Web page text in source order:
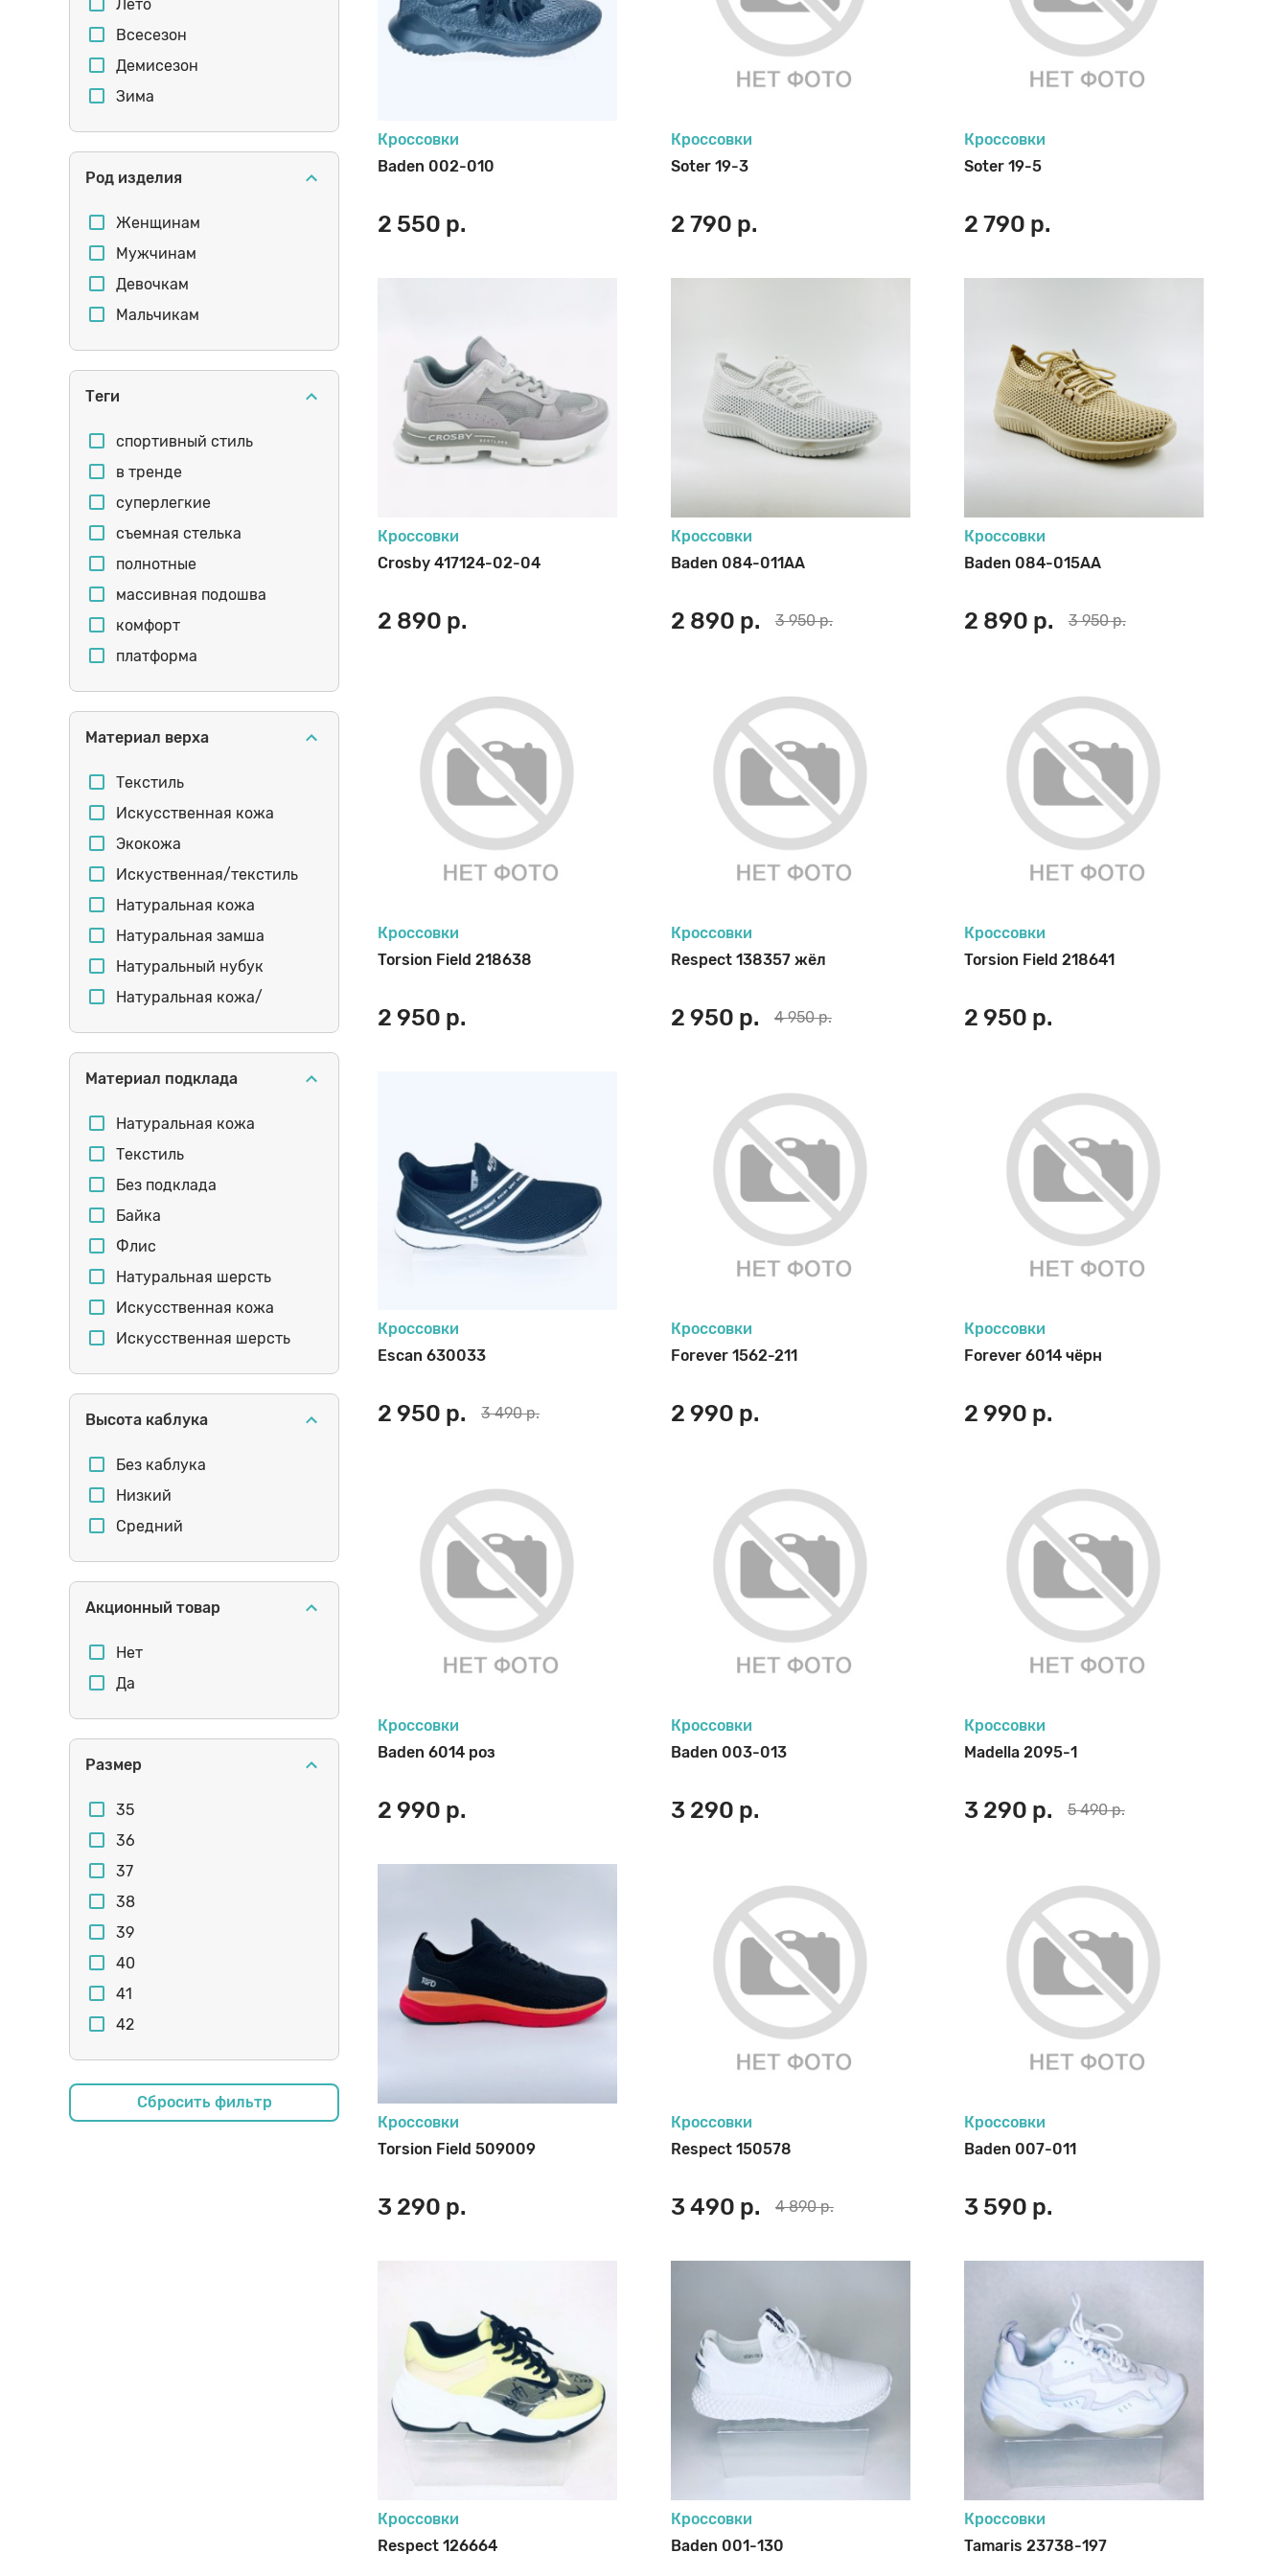
Разноцветные
Фиолетовый
Оранжевый
Лето
Всесезон
Демисезон
Зима
Род изделия
Женщинам
Мужчинам
Девочкам
Мальчикам
Теги
спортивный стиль
в тренде
суперлегкие
съемная стелька
полнотные
массивная подошва
комфорт
платформа
декор
стразы
оригинальная шнуровка
танкетка
большемерный
непромокаемые
перфорация
маленькие размеры
ортопедическая стелька
большие размеры
маломерят
пайетки
гибкая подошва
липучка
первые шаги
подростки
шнурок-резинка
монохром
слипоны
школа
софтшелл
умная стелька
сетка
Материал верха
Текстиль
Искусственная кожа
Экокожа
Искуственная/текстиль
Натуральная кожа
Натуральная замша
Натуральный нубук
Натуральная кожа/
Искусственный нубук
Микрофибра
Материал подклада
Натуральная кожа
Текстиль
Без подклада
Байка
Флис
Натуральная шерсть
Искусственная кожа
Искусственная шерсть
Высота каблука
Без каблука
Низкий
Средний
Акционный товар
Нет
Да
Размер
35
36
37
38
39
40
41
42
43
44
45
Сбросить фильтр
Кроссовки
Baden 002-010
2 550 р.
Кроссовки
Soter 19-3
2 790 р.
Кроссовки
Soter 19-5
2 790 р.
Кроссовки
Crosby 417124-02-04
2 890 р.
Кроссовки
Baden 084-011AA
2 890 р. 3 950 р.
Кроссовки
Baden 084-015AA
2 890 р. 3 950 р.
Кроссовки
Torsion Field 218638
2 950 р.
Кроссовки
Respect 138357 жёл
2 950 р. 4 950 р.
Кроссовки
Torsion Field 218641
2 950 р.
Кроссовки
Escan 630033
2 950 р. 3 490 р.
Кроссовки
Forever 1562-211
2 990 р.
Кроссовки
Forever 6014 чёрн
2 990 р.
Кроссовки
Baden 6014 роз
2 990 р.
Кроссовки
Baden 003-013
3 290 р.
Кроссовки
Madella 2095-1
3 290 р. 5 490 р.
Кроссовки
Torsion Field 509009
3 290 р.
Кроссовки
Respect 150578
3 490 р. 4 890 р.
Кроссовки
Baden 007-011
3 590 р.
Кроссовки
Respect 126664
Кроссовки
Baden 001-130
Кроссовки
Tamaris 23738-197
Стельки
Шнурки
Мальчикам Спортивная обувь